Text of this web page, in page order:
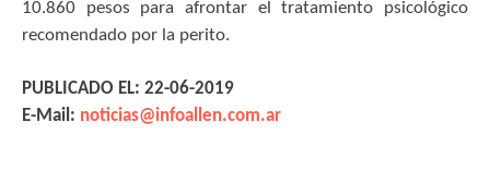
10.860 pesos para afrontar el tratamiento psicológico
recomendado por la perito.
PUBLICADO EL: 22-06-2019
E-Mail: noticias@infoallen.com.ar